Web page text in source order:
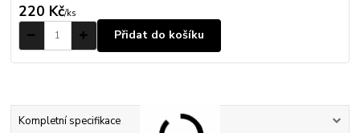
220 Kč/ks
Přidat do košíku
Kompletní specifikace